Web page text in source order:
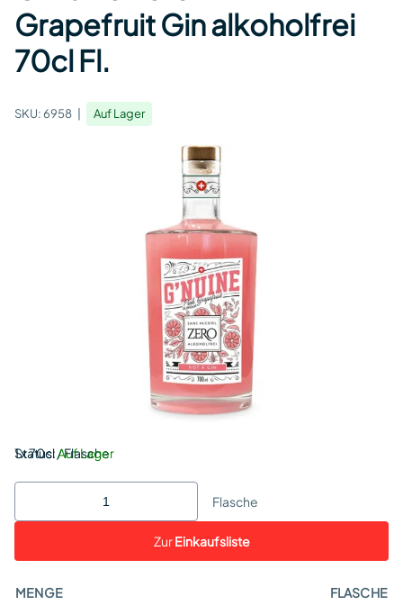
Grapefruit Gin alkoholfrei
70cl Fl.
SKU:6958 Auf Lager
Status:Auf Lager
1 x 70cl / Flasche
Flasche
ZurEinkaufsliste
MENGE FLASCHE